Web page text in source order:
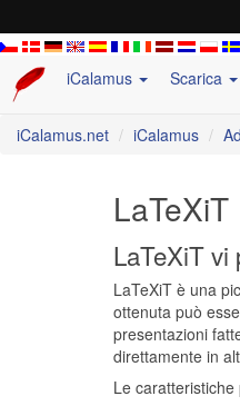
iCalamus Scarica
iCalamus.net iCalamus
LaTeXiT
LaTeXiT vi
LaTeXiT è una
ottenuta può
presentazioni
direttamente in
Le